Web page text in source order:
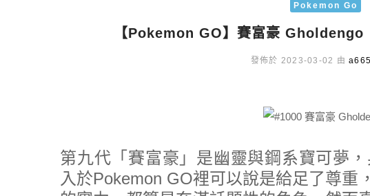
Pokemon Go
【Pokemon GO】賽富豪 Gholdengo
發佈於 2023-03-02 由
第九代「賽富豪」是幽靈與鋼系寶可夢
入於Pokemon GO裡可以說是給足了尊重